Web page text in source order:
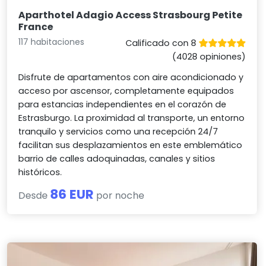
Aparthotel Adagio Access Strasbourg Petite
France
117 habitaciones
Calificado con 8
(4028 opiniones)
Disfrute de apartamentos con aire acondicionado y
acceso por ascensor, completamente equipados
para estancias independientes en el corazón de
Estrasburgo. La proximidad al transporte, un entorno
tranquilo y servicios como una recepción 24/7
facilitan sus desplazamientos en este emblemático
barrio de calles adoquinadas, canales y sitios
históricos.
Desde 86 EUR por noche